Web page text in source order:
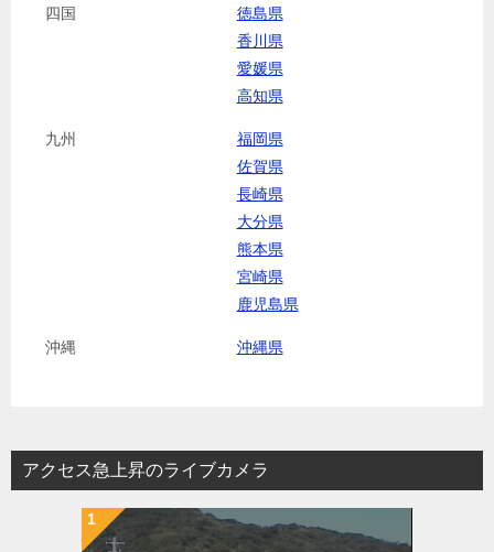
四国
徳島県
香川県
愛媛県
高知県
九州
福岡県
佐賀県
長崎県
大分県
熊本県
宮崎県
鹿児島県
沖縄 沖縄県
アクセス急上昇のライブカメラ